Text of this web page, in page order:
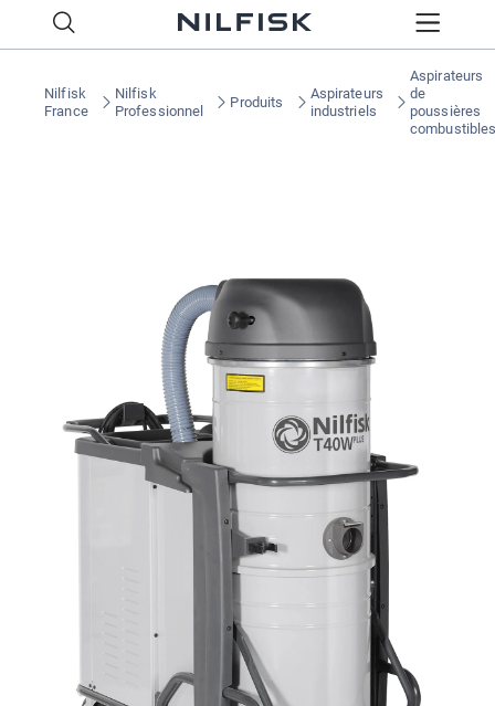
Nilfisk
France
Nilfisk
Professionnel
Produits
Aspirateurs
industriels
Aspirateurs
de
poussières